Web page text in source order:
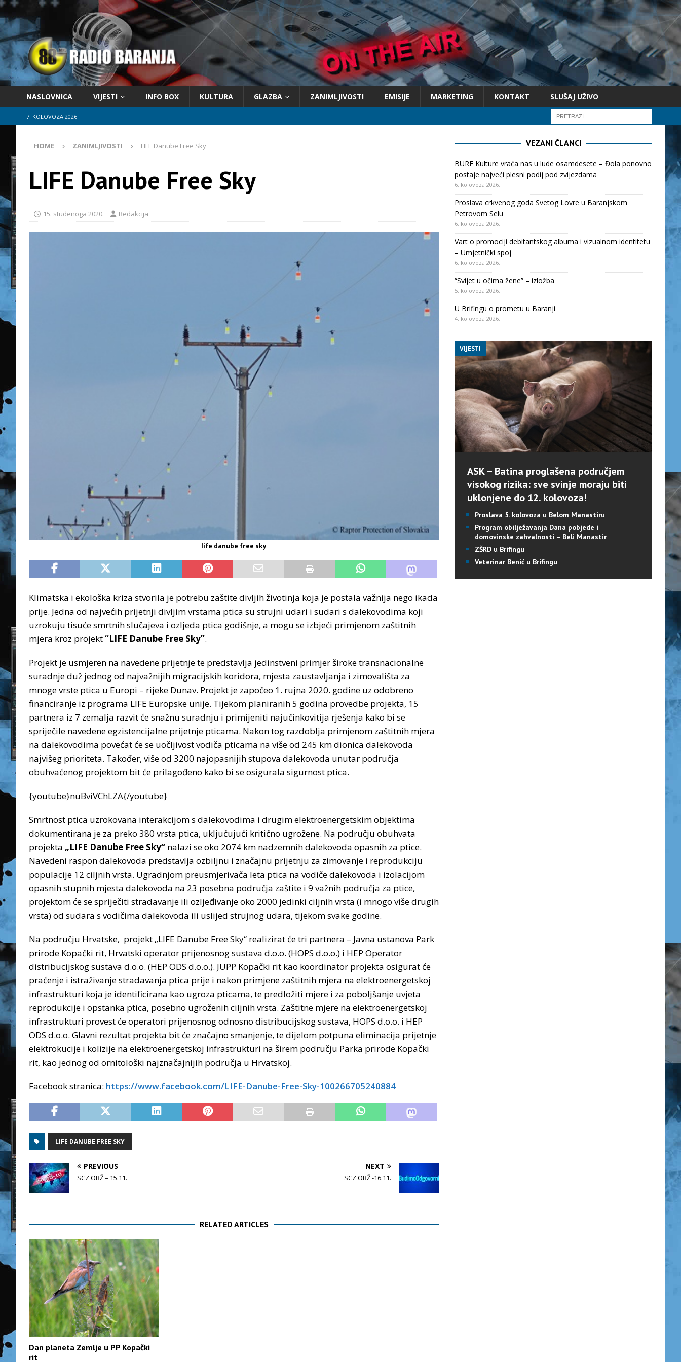
NASLOVNICA VIJESTI INFO BOX KULTURA GLAZBA ZANIMLJIVOSTI EMISIJE MARKETING KONTAKT SLUŠAJ UŽIVO
7. KOLOVOZA 2026.
HOME ZANIMLJIVOSTI LIFE Danube Free Sky
LIFE Danube Free Sky
15. studenoga 2020. Redakcija
life danube free sky
Klimatska i ekološka kriza stvorila je potrebu zaštite divljih životinja koja je postala važnija nego ikada
prije. Jedna od najvećih prijetnji divljim vrstama ptica su strujni udari i sudari s dalekovodima koji
uzrokuju tisuće smrtnih slučajeva i ozljeda ptica godišnje, a mogu se izbjeći primjenom zaštitnih
mjera kroz projekt“LIFE Danube Free Sky”.
Projekt je usmjeren na navedene prijetnje te predstavlja jedinstveni primjer široke transnacionalne
suradnje duž jednog od najvažnijih migracijskih koridora, mjesta zaustavljanja i zimovališta za
mnoge vrste ptica u Europi – rijeke Dunav. Projekt je započeo 1. rujna 2020. godine uz odobreno
financiranje iz programa LIFE Europske unije. Tijekom planiranih 5 godina provedbe projekta, 15
partnera iz 7 zemalja razvit će snažnu suradnju i primijeniti najučinkovitija rješenja kako bi se
spriječile navedene egzistencijalne prijetnje pticama. Nakon tog razdoblja primjenom zaštitnih mjera
na dalekovodima povećat će se uočljivost vodiča pticama na više od 245 km dionica dalekovoda
najvišeg prioriteta. Također, više od 3200 najopasnijih stupova dalekovoda unutar područja
obuhvaćenog projektom bit će prilagođeno kako bi se osigurala sigurnost ptica.
{youtube}nuBviVChLZA{/youtube}
Smrtnost ptica uzrokovana interakcijom s dalekovodima i drugim elektroenergetskim objektima
dokumentirana je za preko 380 vrsta ptica, uključujući kritično ugrožene. Na području obuhvata
projekta „LIFE Danube Free Sky“ nalazi se oko 2074 km nadzemnih dalekovoda opasnih za ptice.
Navedeni raspon dalekovoda predstavlja ozbiljnu i značajnu prijetnju za zimovanje i reprodukciju
populacije 12 ciljnih vrsta. Ugradnjom preusmjerivača leta ptica na vodiče dalekovoda i izolacijom
opasnih stupnih mjesta dalekovoda na 23 posebna područja zaštite i 9 važnih područja za ptice,
projektom će se spriječiti stradavanje ili ozljeđivanje oko 2000 jedinki ciljnih vrsta (i mnogo više drugih
vrsta) od sudara s vodičima dalekovoda ili uslijed strujnog udara, tijekom svake godine.
Na području Hrvatske, projekt „LIFE Danube Free Sky“ realizirat će tri partnera – Javna ustanova Park
prirode Kopački rit, Hrvatski operator prijenosnog sustava d.o.o. (HOPS d.o.o.) i HEP Operator
distribucijskog sustava d.o.o. (HEP ODS d.o.o.). JUPP Kopački rit kao koordinator projekta osigurat će
praćenje i istraživanje stradavanja ptica prije i nakon primjene zaštitnih mjera na elektroenergetskoj
infrastrukturi koja je identificirana kao ugroza pticama, te predložiti mjere i za poboljšanje uvjeta
reprodukcije i opstanka ptica, posebno ugroženih ciljnih vrsta. Zaštitne mjere na elektroenergetskoj
infrastrukturi provest će operatori prijenosnog odnosno distribucijskog sustava, HOPS d.o.o. i HEP
ODS d.o.o. Glavni rezultat projekta bit će značajno smanjenje, te dijelom potpuna eliminacija prijetnje
elektrokucije i kolizije na elektroenergetskoj infrastrukturi na širem području Parka prirode Kopački
rit, kao jednog od ornitološki najznačajnijih područja u Hrvatskoj.
Facebook stranica: https://www.facebook.com/LIFE-Danube-Free-Sky-100266705240884
LIFE DANUBE FREE SKY
PREVIOUS
SCZ OBŽ – 15.11.
NEXT
SCZ OBŽ -16.11.
RELATED ARTICLES
Dan planeta Zemlje u PP Kopački
rit
VEZANI ČLANCI
BURE Kulture vraća nas u lude osamdesete – Đola ponovno
postaje najveći plesni podij pod zvijezdama
6. kolovoza 2026.
Proslava crkvenog goda Svetog Lovre u Baranjskom
Petrovom Selu
6. kolovoza 2026.
Vart o promociji debitantskog albuma i vizualnom identitetu
– Umjetnički spoj
6. kolovoza 2026.
“Svijet u očima žene” – izložba
5. kolovoza 2026.
U Brifingu o prometu u Baranji
4. kolovoza 2026.
VIJESTI
ASK – Batina proglašena područjem
visokog rizika: sve svinje moraju biti
uklonjene do 12. kolovoza!
Proslava 5. kolovoza u Belom Manastiru
Program obilježavanja Dana pobjede i
domovinske zahvalnosti – Beli Manastir
ZŠRD u Brifingu
Veterinar Benić u Brifingu